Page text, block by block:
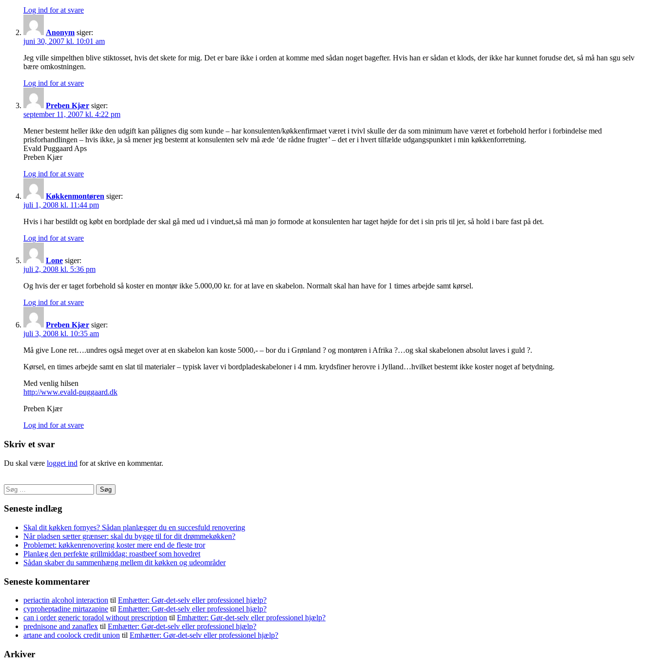
Log ind for at svare
Anonym siger:
juni 30, 2007 kl. 10:01 am
Jeg ville simpelthen blive stiktosset, hvis det skete for mig. Det er bare ikke i orden at komme med sådan noget bagefter. Hvis han er sådan et klods, der ikke har kunnet forudse det, så må han sgu selv
bære omkostningen.
Log ind for at svare
Preben Kjær siger:
september 11, 2007 kl. 4:22 pm
Mener bestemt heller ikke den udgift kan pålignes dig som kunde – har konsulenten/køkkenfirmaet været i tvivl skulle der da som minimum have været et forbehold herfor i forbindelse med
prisforhandlingen – hvis ikke, ja så mener jeg bestemt at konsulenten selv må æde ‘de rådne frugter’ – det er i hvert tilfælde udgangspunktet i min køkkenforretning.
Evald Puggaard Aps
Preben Kjær
Log ind for at svare
Køkkenmontøren siger:
juli 1, 2008 kl. 11:44 pm
Hvis i har bestildt og købt en bordplade der skal gå med ud i vinduet,så må man jo formode at konsulenten har taget højde for det i sin pris til jer, så hold i bare fast på det.
Log ind for at svare
Lone siger:
juli 2, 2008 kl. 5:36 pm
Og hvis der er taget forbehold så koster en montør ikke 5.000,00 kr. for at lave en skabelon. Normalt skal han have for 1 times arbejde samt kørsel.
Log ind for at svare
Preben Kjær siger:
juli 3, 2008 kl. 10:35 am
Må give Lone ret….undres også meget over at en skabelon kan koste 5000,- – bor du i Grønland ? og montøren i Afrika ?…og skal skabelonen absolut laves i guld ?.
Kørsel, en times arbejde samt en slat til materialer – typisk laver vi bordpladeskabeloner i 4 mm. krydsfiner herovre i Jylland…hvilket bestemt ikke koster noget af betydning.
Med venlig hilsen
http://www.evald-puggaard.dk
Preben Kjær
Log ind for at svare
Skriv et svar
Du skal være logget ind for at skrive en kommentar.
Søg
efter:
Seneste indlæg
Skal dit køkken fornyes? Sådan planlægger du en succesfuld renovering
Når pladsen sætter grænser: skal du bygge til for dit drømmekøkken?
Problemet: køkkenrenovering koster mere end de fleste tror
Planlæg den perfekte grillmiddag: roastbeef som hovedret
Sådan skaber du sammenhæng mellem dit køkken og udeområder
Seneste kommentarer
periactin alcohol interaction til Emhætter: Gør-det-selv eller professionel hjælp?
cyproheptadine mirtazapine til Emhætter: Gør-det-selv eller professionel hjælp?
can i order generic toradol without prescription til Emhætter: Gør-det-selv eller professionel hjælp?
prednisone and zanaflex til Emhætter: Gør-det-selv eller professionel hjælp?
artane and coolock credit union til Emhætter: Gør-det-selv eller professionel hjælp?
Arkiver